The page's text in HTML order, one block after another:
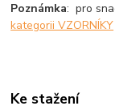
Poznámka: pro
kategorii VZORNÍKY
Ke stažení